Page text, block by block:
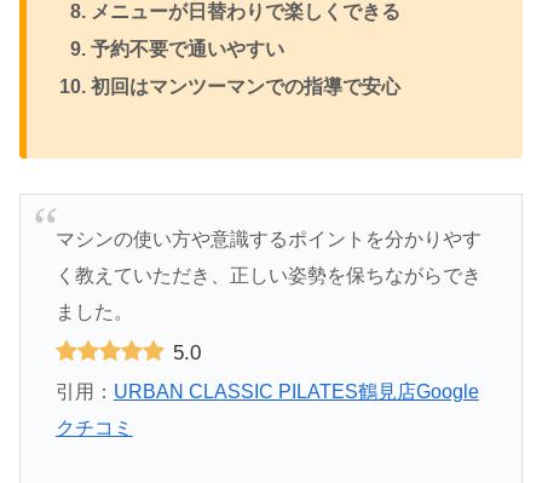
メニューが日替わりで楽しくできる
予約不要で通いやすい
初回はマンツーマンでの指導で安心
マシンの使い方や意識するポイントを分かりやす
く教えていただき、正しい姿勢を保ちながらでき
ました。
5.0
引用： URBAN CLASSIC PILATES鶴見店Google
クチコミ